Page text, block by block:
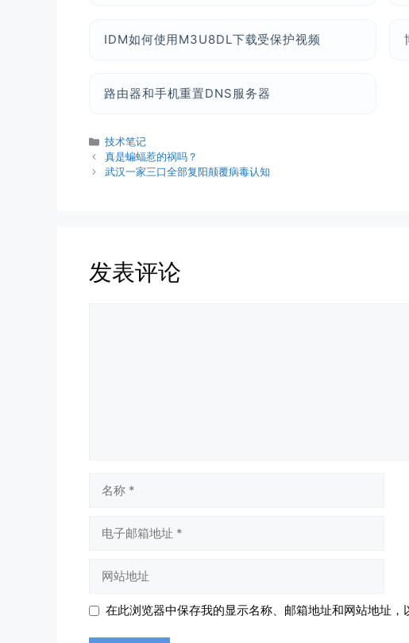
IDM如何使用M3U8DL下载受保护视频
路由器和手机重置DNS服务器
分
类
技术笔记
真是蝙蝠惹的祸吗？
武汉一家三口全部复阳颠覆病毒认知
发表评论
址
址
在此浏览器中保存我的显示名称、邮箱地址和网站地址，